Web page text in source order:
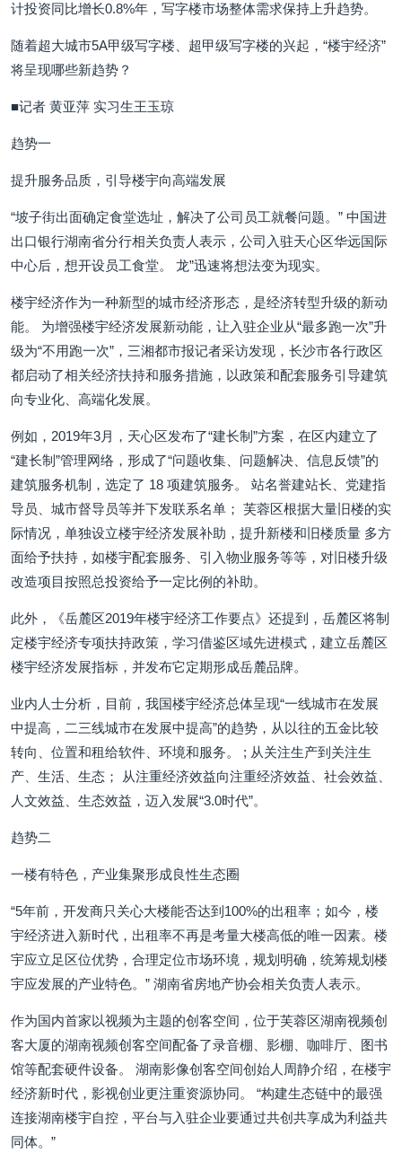
计投资同比增长0.8%年，写字楼市场整体需求保持上升趋势。
随着超大城市5A甲级写字楼、超甲级写字楼的兴起，“楼宇经济”
将呈现哪些新趋势？
■记者 黄亚萍 实习生王玉琼
趋势一
提升服务品质，引导楼宇向高端发展
“坡子街出面确定食堂选址，解决了公司员工就餐问题。” 中国进
出口银行湖南省分行相关负责人表示，公司入驻天心区华远国际
中心后，想开设员工食堂。 龙”迅速将想法变为现实。
楼宇经济作为一种新型的城市经济形态，是经济转型升级的新动
能。 为增强楼宇经济发展新动能，让入驻企业从“最多跑一次”升
级为“不用跑一次”，三湘都市报记者采访发现，长沙市各行政区
都启动了相关经济扶持和服务措施，以政策和配套服务引导建筑
向专业化、高端化发展。
例如，2019年3月，天心区发布了“建长制”方案，在区内建立了
“建长制”管理网络，形成了“问题收集、问题解决、信息反馈”的
建筑服务机制，选定了 18 项建筑服务。 站名誉建站长、党建指
导员、城市督导员等并下发联系名单； 芙蓉区根据大量旧楼的实
际情况，单独设立楼宇经济发展补助，提升新楼和旧楼质量 多方
面给予扶持，如楼宇配套服务、引入物业服务等等，对旧楼升级
改造项目按照总投资给予一定比例的补助。
此外，《岳麓区2019年楼宇经济工作要点》还提到，岳麓区将制
定楼宇经济专项扶持政策，学习借鉴区域先进模式，建立岳麓区
楼宇经济发展指标，并发布它定期形成岳麓品牌。
业内人士分析，目前，我国楼宇经济总体呈现“一线城市在发展
中提高，二三线城市在发展中提高”的趋势，从以往的五金比较
转向、位置和租给软件、环境和服务。 ; 从关注生产到关注生
产、生活、生态； 从注重经济效益向注重经济效益、社会效益、
人文效益、生态效益，迈入发展“3.0时代”。
趋势二
一楼有特色，产业集聚形成良性生态圈
“5年前，开发商只关心大楼能否达到100%的出租率；如今，楼
宇经济进入新时代，出租率不再是考量大楼高低的唯一因素。楼
宇应立足区位优势，合理定位市场环境，规划明确，统筹规划楼
宇应发展的产业特色。” 湖南省房地产协会相关负责人表示。
作为国内首家以视频为主题的创客空间，位于芙蓉区湖南视频创
客大厦的湖南视频创客空间配备了录音棚、影棚、咖啡厅、图书
馆等配套硬件设备。 湖南影像创客空间创始人周静介绍，在楼宇
经济新时代，影视创业更注重资源协同。 “构建生态链中的最强
连接湖南楼宇自控，平台与入驻企业要通过共创共享成为利益共
同体。”